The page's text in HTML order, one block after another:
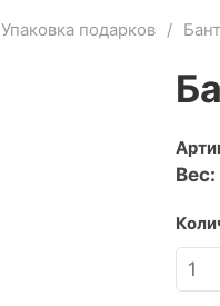
Упаковка подарков
Вес: